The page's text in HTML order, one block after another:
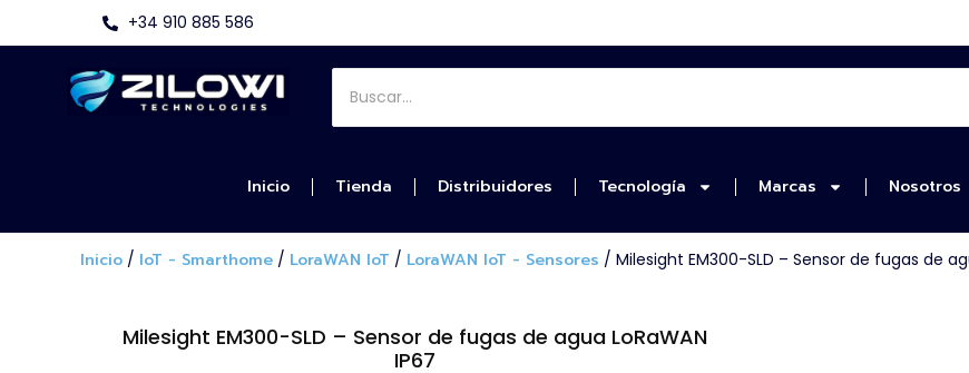
+34 910 885 586
Inicio Tienda Distribuidores Tecnología Marcas Nosotros
Inicio / IoT - Smarthome / LoraWAN IoT / LoraWAN IoT - Sensores / Milesight EM300-SLD – Sensor de fugas de
Milesight EM300-SLD – Sensor de fugas de agua LoRaWAN
IP67